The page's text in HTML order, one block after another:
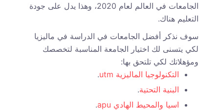
الجامعات في العالم لعام 2020، وهذا يدل على جودة
التعليم هناك.
سوف نذكر أفضل الجامعات في الدراسة في ماليزيا
لكي يتسنى لك اختيار الجامعة المناسبة لتخصصك
ومؤهلاتك لكي تلتحق بها:
التكنولوجيا الماليزية utm
.
البنية التحتية.
اسيا والمحيط الهادي apu
.